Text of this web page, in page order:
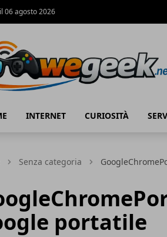
06 agosto 2026
INTERNET CURIOSITÀ
Senza categoria
portatile